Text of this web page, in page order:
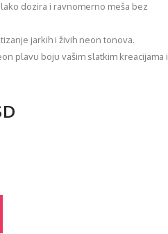
dozira i ravnomerno meša bez
jarkih i živih neon tonova.
plavu boju vašim slatkim kreacijama i